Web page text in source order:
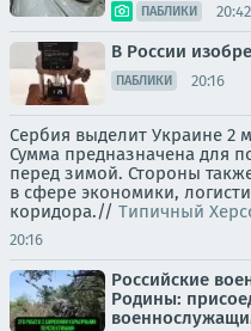
ПАБЛИКИ 20:42
В России
ПАБЛИКИ 20:16
Сербия выделит Украине 2
Сумма предназначена для
перед зимой. Стороны
в сфере экономики,
коридора.// Типичный
20:16
Российские
Родины: